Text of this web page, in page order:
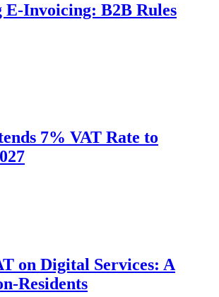
E-Invoicing: B2B Rules
7% VAT Rate to
on Digital Services: A
Residents